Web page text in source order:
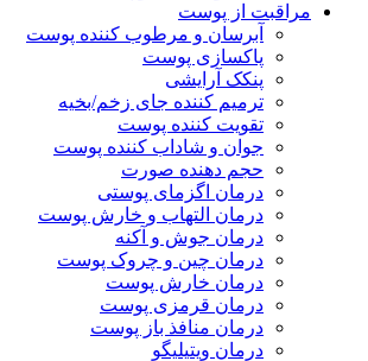
مراقبت از پوست
آبرسان و مرطوب کننده پوست
پاکسازی پوست
پنکک آرایشی
ترمیم کننده جای زخم/بخیه
تقویت کننده پوست
جوان و شاداب کننده پوست
حجم دهنده صورت
درمان اگزمای پوستی
درمان التهاب و خارش پوست
درمان جوش و آکنه
درمان چین و چروک پوست
درمان خارش پوست
درمان قرمزی پوست
درمان منافذ باز پوست
درمان ویتیلیگو